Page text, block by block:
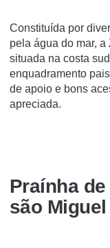
Constituída por
pela água do mar,
situada na costa
enquadramento
de apoio e bons
apreciada.
Praínha
são